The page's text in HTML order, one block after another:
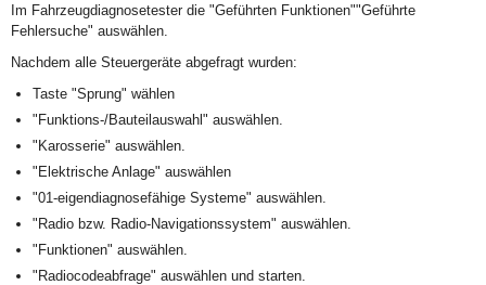
Im Fahrzeugdiagnosetester die "Geführten Funktionen""Geführte
Fehlersuche" auswählen.
Nachdem alle Steuergeräte abgefragt wurden:
Taste "Sprung" wählen
"Funktions-/Bauteilauswahl" auswählen.
"Karosserie" auswählen.
"Elektrische Anlage" auswählen
"01-eigendiagnosefähige Systeme" auswählen.
"Radio bzw. Radio-Navigationssystem" auswählen.
"Funktionen" auswählen.
"Radiocodeabfrage" auswählen und starten.